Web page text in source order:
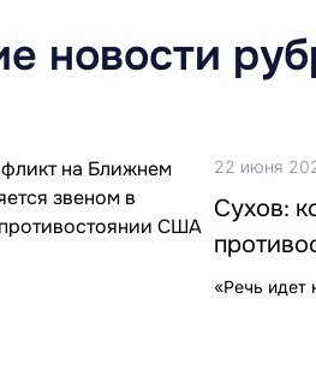
новости
22 июня
Сухов:
«Речь идет